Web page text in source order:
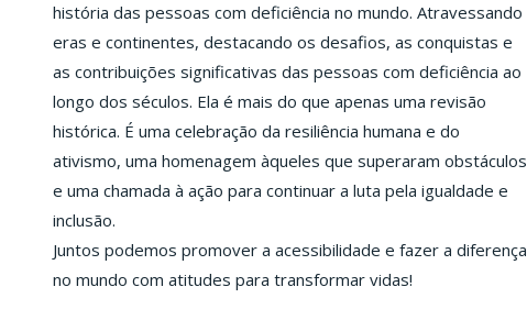
história das pessoas com deficiência no mundo. Atravessando
eras e continentes, destacando os desafios, as conquistas e
as contribuições significativas das pessoas com deficiência ao
longo dos séculos. Ela é mais do que apenas uma revisão
histórica. É uma celebração da resiliência humana e do
ativismo, uma homenagem àqueles que superaram obstáculos
e uma chamada à ação para continuar a luta pela igualdade e
inclusão.
Juntos podemos promover a acessibilidade e fazer a diferença
no mundo com atitudes para transformar vidas!